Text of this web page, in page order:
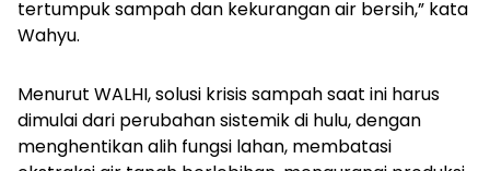
tertumpuk sampah dan kekurangan air bersih,” kata
Wahyu.
Menurut WALHI, solusi krisis sampah saat ini harus
dimulai dari perubahan sistemik di hulu, dengan
menghentikan alih fungsi lahan, membatasi